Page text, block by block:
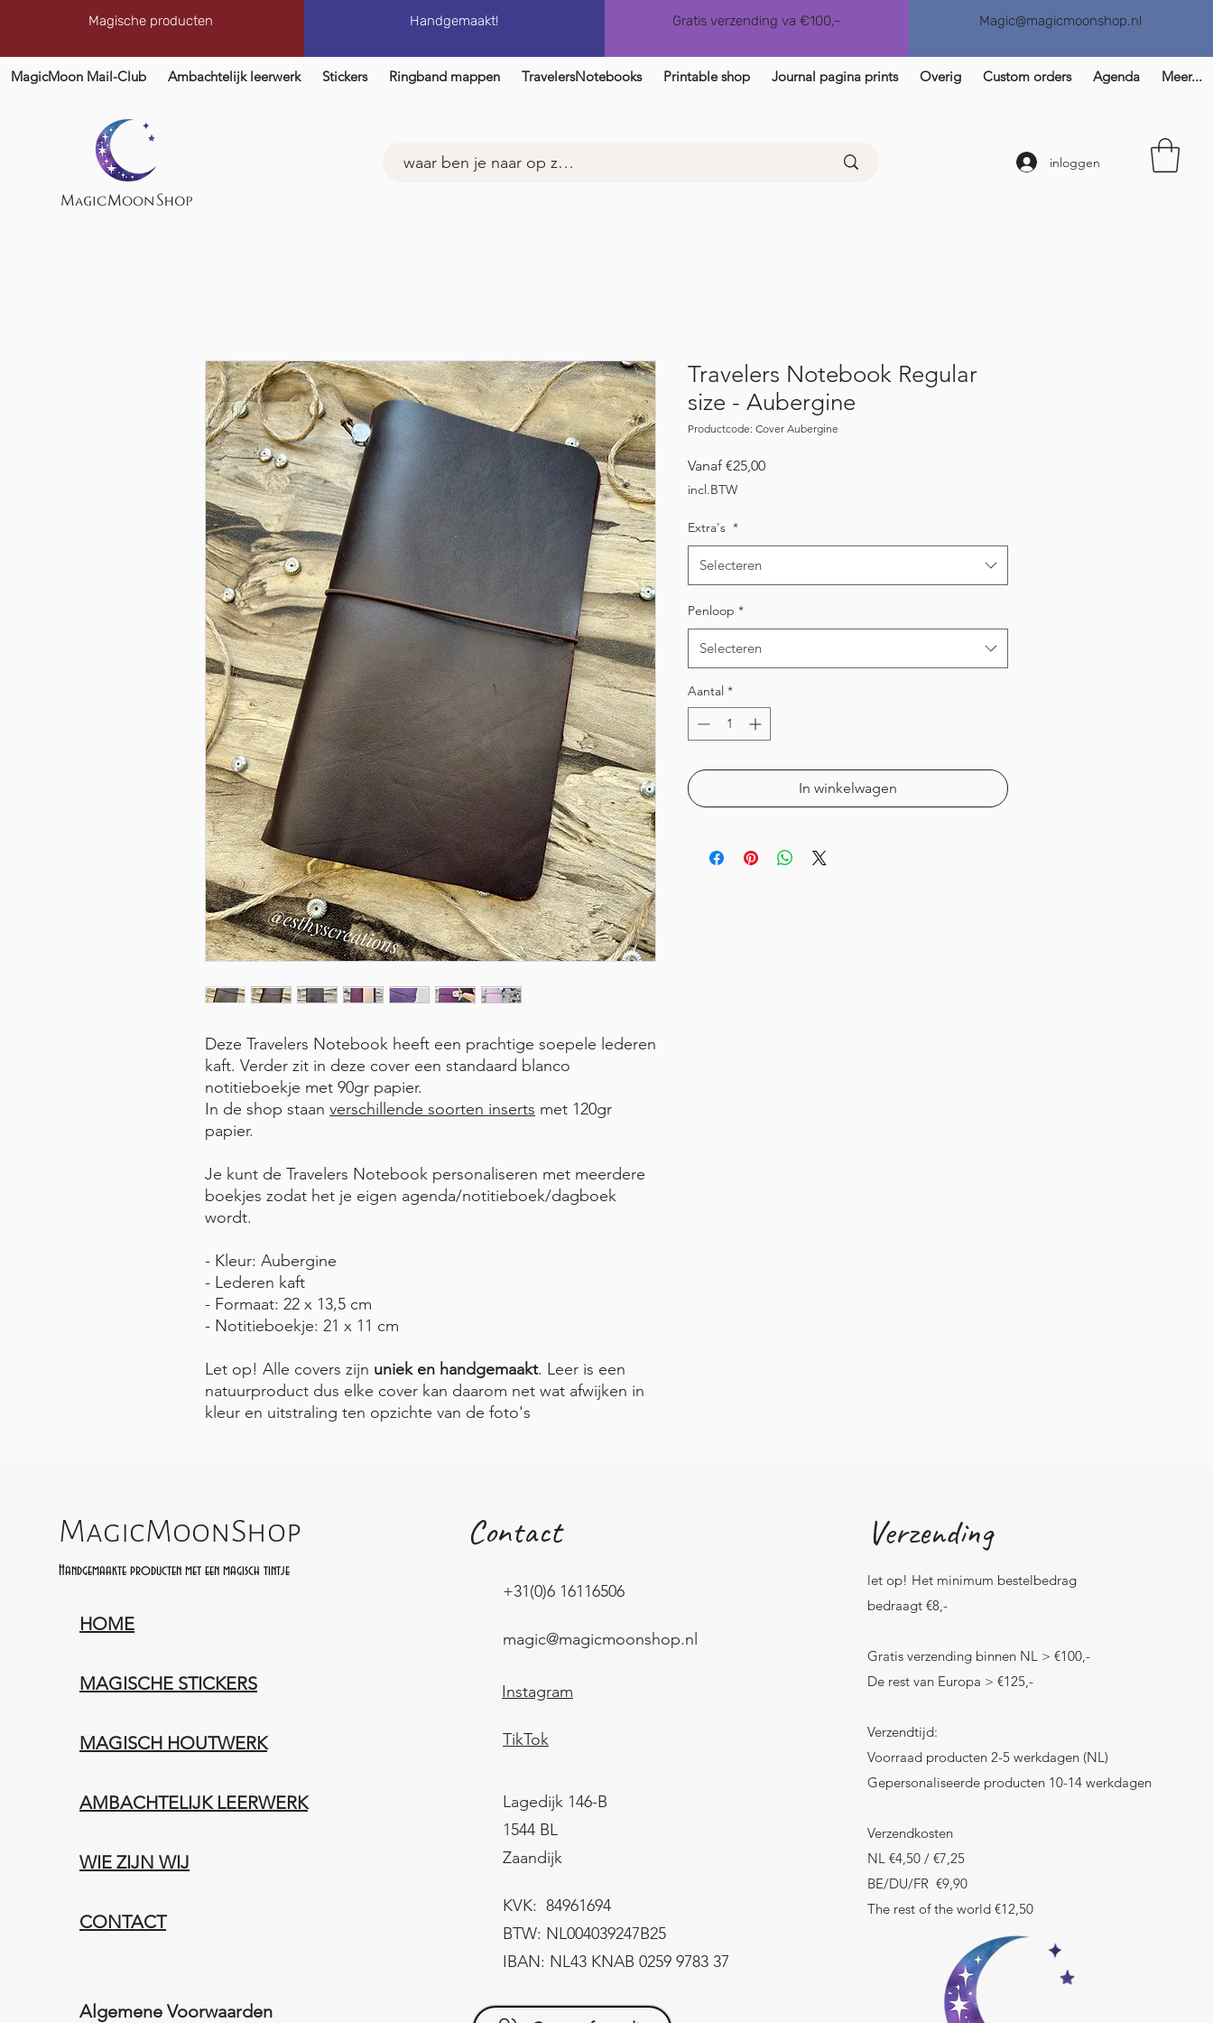
Magische producten Handgemaakt! Gratis verzending va €100,- Magic@magicmoonshop.nl
MagicMoon Mail-Club Ambachtelijk leerwerk Stickers Ringband mappen TravelersNotebooks Printable shop Journal pagina prints Overig Custom orders Agenda Meer...
inloggen
Deze Travelers Notebook heeft een prachtige soepele lederen
kaft. Verder zit in deze cover een standaard blanco
notitieboekje met 90gr papier.
In de shop staan verschillende soorten inserts met 120gr
papier.
Je kunt de Travelers Notebook personaliseren met meerdere
boekjes zodat het je eigen agenda/notitieboek/dagboek
wordt.
- Kleur: Aubergine
- Lederen kaft
- Formaat: 22 x 13,5 cm
- Notitieboekje: 21 x 11 cm
Let op! Alle covers zijn uniek en handgemaakt. Leer is een
natuurproduct dus elke cover kan daarom net wat afwijken in
kleur en uitstraling ten opzichte van de foto's
Travelers Notebook Regular
size - Aubergine
Productcode: Cover Aubergine
Vanaf €25,00Verkoopprijs
incl.BTW
Extra's *
Selecteren
Penloop *
Selecteren
Aantal *
In winkelwagen
MagicMoonShop
Handgemaakte producten met een magisch tintje
HOME
MAGISCHE STICKERS
MAGISCH HOUTWERK
AMBACHTELIJK LEERWERK​
WIE ZIJN WIJ​​
CONTACT
Algemene Voorwaarden
Contact
+31(0)6 16116506
magic@magicmoonshop.nl
Instagram
TikTok
Lagedijk 146-B
1544 BL
Zaandijk
KVK: 84961694
BTW: NL004039247B25
IBAN: NL43 KNAB 0259 9783 37
Verzending
let op! Het minimum bestelbedrag
bedraagt €8,-
Gratis verzending binnen NL > €100,-
De rest van Europa > €125,-
Verzendtijd:
Voorraad producten 2-5 werkdagen (NL)
Gepersonaliseerde producten 10-14 werkdagen
Verzendkosten
NL €4,50 / €7,25
BE/DU/FR €9,90
The rest of the world €12,50